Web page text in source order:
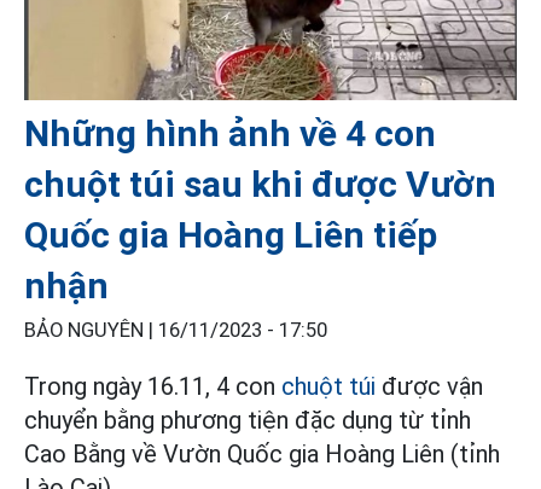
Những hình ảnh về 4 con
chuột túi sau khi được Vườn
Quốc gia Hoàng Liên tiếp
nhận
BẢO NGUYÊN | 16/11/2023 - 17:50
Trong ngày 16.11, 4 con chuột túi được vận
chuyển bằng phương tiện đặc dụng từ tỉnh
Cao Bằng về Vườn Quốc gia Hoàng Liên (tỉnh